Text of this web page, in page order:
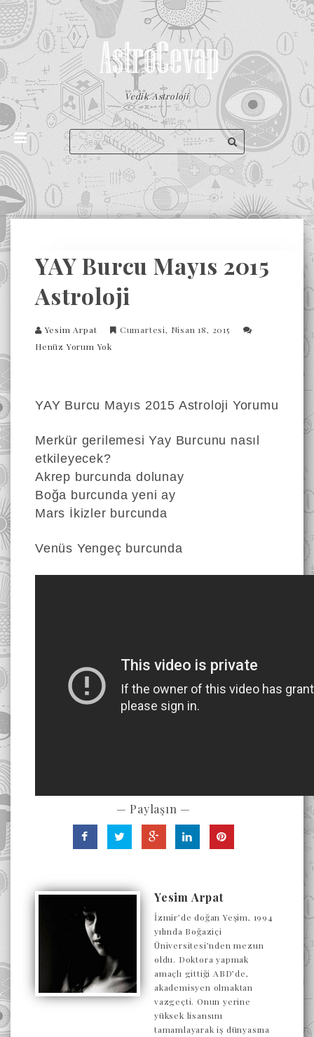
Vedik Astroloji
YAY Burcu Mayıs 2015
Astroloji
Yesim Arpat
Cumartesi, Nisan 18, 2015
Henüz Yorum Yok
YAY Burcu Mayıs 2015 Astroloji Yorumu
Merkür gerilemesi Yay Burcunu nasıl
etkileyecek?
Akrep burcunda dolunay
Boğa burcunda yeni ay
Mars İkizler burcunda
Venüs Yengeç burcunda
— Paylaşın —
Yesim Arpat
İzmir’de doğan Yeşim, 1994
yılında Boğaziçi
Üniversitesi’nden mezun
oldu. Doktora yapmak
amaçlı gittiği ABD’de,
akademisyen olmaktan
vazgeçti. Onun yerine
yüksek lisansını
tamamlayarak iş dünyasına